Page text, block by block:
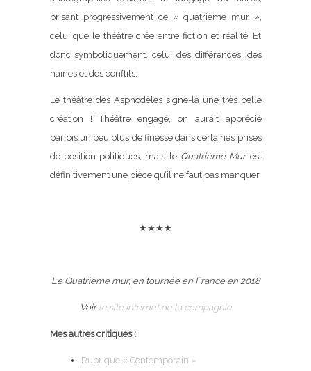
brisant progressivement ce « quatrième mur »,
celui que le théâtre crée entre fiction et réalité. Et
donc symboliquement, celui des différences, des
haines et des conflits.
Le théâtre des Asphodèles signe-là une très belle
création ! Théâtre engagé, on aurait apprécié
parfois un peu plus de finesse dans certaines prises
de position politiques, mais le Quatrième Murest
définitivement une pièce qu’il ne faut pas manquer.
★★★★
Le Quatrième mur, en tournée en France en 2018
Voir le site Internet de la compagnie
Mes autres critiques :
Rubrique « Contemporain »